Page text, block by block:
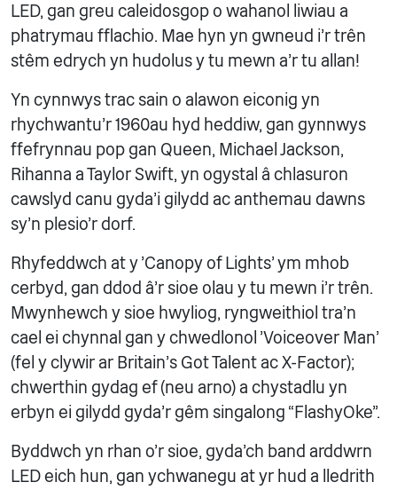
LED, gan greu caleidosgop o wahanol liwiau a
phatrymau fflachio. Mae hyn yn gwneud i'r trên
stêm edrych yn hudolus y tu mewn a'r tu allan!
Yn cynnwys trac sain o alawon eiconig yn
rhychwantu’r 1960au hyd heddiw, gan gynnwys
ffefrynnau pop gan Queen, Michael Jackson,
Rihanna a Taylor Swift, yn ogystal â chlasuron
cawslyd canu gyda’i gilydd ac anthemau dawns
sy’n plesio’r dorf.
Rhyfeddwch at y 'Canopy of Lights' ym mhob
cerbyd, gan ddod â'r sioe olau y tu mewn i'r trên.
Mwynhewch y sioe hwyliog, ryngweithiol tra'n
cael ei chynnal gan y chwedlonol 'Voiceover Man'
(fel y clywir ar Britain's Got Talent ac X-Factor);
chwerthin gydag ef (neu arno) a chystadlu yn
erbyn ei gilydd gyda'r gêm singalong “FlashyOke”.
Byddwch yn rhan o'r sioe, gyda'ch band arddwrn
LED eich hun, gan ychwanegu at yr hud a lledrith